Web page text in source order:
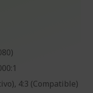
4:3 (Compatible)